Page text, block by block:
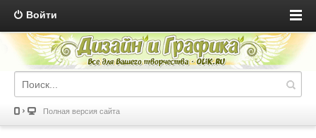
Войти
Полная версия сайта